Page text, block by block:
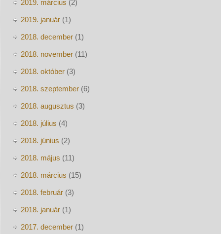
2019. március (2)
2019. január(1)
2018. december(1)
2018. november(11)
2018. október(3)
2018. szeptember(6)
2018. augusztus (3)
2018. július (4)
2018. június (2)
2018. május (11)
2018. március (15)
2018. február(3)
2018. január(1)
2017. december(1)